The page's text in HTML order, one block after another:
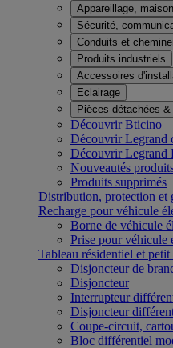
Appareillage,
Sécurité,
Conduits et
Produits industriels
Accessoires
Eclairage
Pièces détachées
Découvrir Bticino
Découvrir Legrand
Découvrir Legrand
Nouveautés
Produits supprimés
Distribution, protection et
Recharge pour véhicule
Borne de véhicule
Prise pour véhicule
Tableau résidentiel et
Disjoncteur de
Disjoncteur
Interrupteur
Disjoncteur
Coupe-circuit,
Bloc différentiel